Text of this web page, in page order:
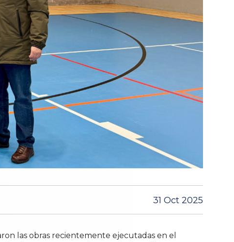
31 Oct 2025
las obras recientemente ejecutadas en el